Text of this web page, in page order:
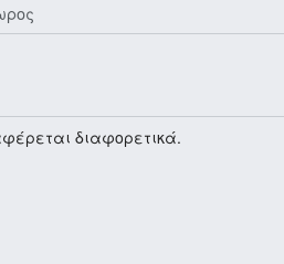
διαφορετικά.